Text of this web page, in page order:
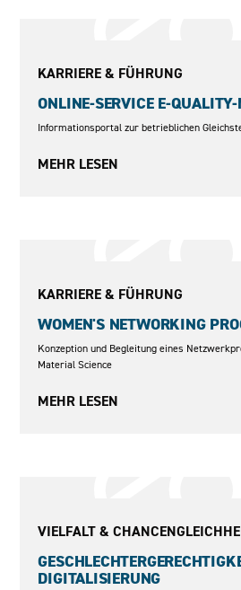
KARRIERE & FÜHRUNG
ONLINE-SERVICE E-
Informationsportal zur betrieblichen
MEHR LESEN
KARRIERE & FÜHRUNG
WOMEN'S NETWORKING
Konzeption und Begleitung eines
Material Science
MEHR LESEN
VIELFALT &
DIGITALISIERUNG